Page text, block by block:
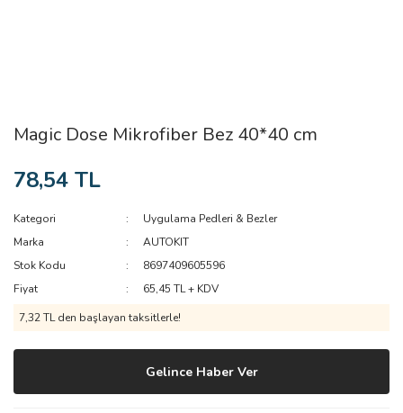
Magic Dose Mikrofiber Bez 40*40 cm
78,54 TL
Kategori
Uygulama Pedleri & Bezler
Marka
AUTOKIT
Stok Kodu
8697409605596
Fiyat
65,45 TL + KDV
7,32 TL den başlayan taksitlerle!
Gelince Haber Ver